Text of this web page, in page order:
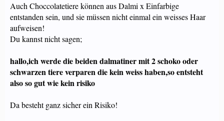
Auch Choccolatetiere können aus Dalmi x Einfarbige
entstanden sein, und sie müssen nicht einmal ein weisses Haar
aufweisen!
Du kannst nicht sagen;
hallo,ich werde die beiden dalmatiner mit 2 schoko oder
schwarzen tiere verparen die kein weiss haben,so entsteht
also so gut wie kein risiko
Da besteht ganz sicher ein Risiko!